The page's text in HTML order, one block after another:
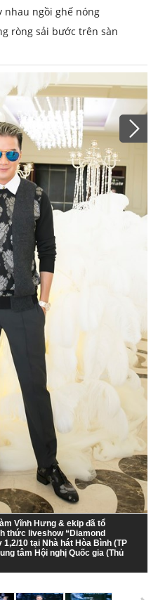
nhau ngồi ghế nóng
ròng sải bước trên sàn
Vĩnh Hưng & ekip đã tổ
thức liveshow “Diamond
10 tại Nhà hát Hòa Bình (TP
tâm Hội nghị Quốc gia (Thủ